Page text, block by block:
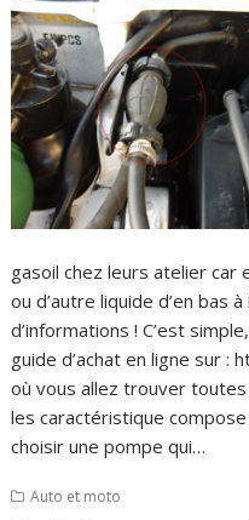
gasoil chez leurs atelier
ou d’autre liquide d’en bas
d’informations ! C’est
guide d’achat en ligne sur
où vous allez trouver
les caractéristique
choisir une pompe qui…
Auto et moto